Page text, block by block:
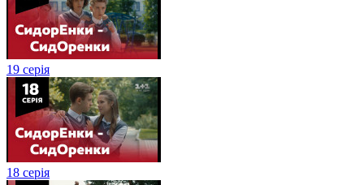
19 серія
18 серія